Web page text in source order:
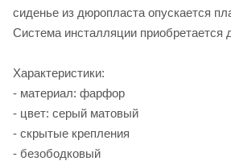
сиденье из дюропласта опускается
Система инсталляции приобретается
Характеристики:
- материал: фарфор
- цвет: серый матовый
- скрытые крепления
- безободковый